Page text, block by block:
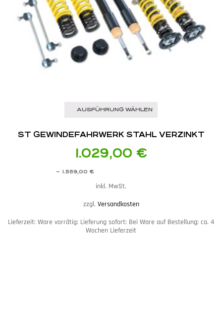
AUSFÜHRUNG WÄHLEN
ST GEWINDEFAHRWERK STAHL VERZINKT
1.029,00 €
– 1.559,00 €
inkl. MwSt.
zzgl. Versandkosten
Lieferzeit: Ware vorrätig: Lieferung sofort; Bei Ware auf Bestellung; ca. 4
Wochen Lieferzeit